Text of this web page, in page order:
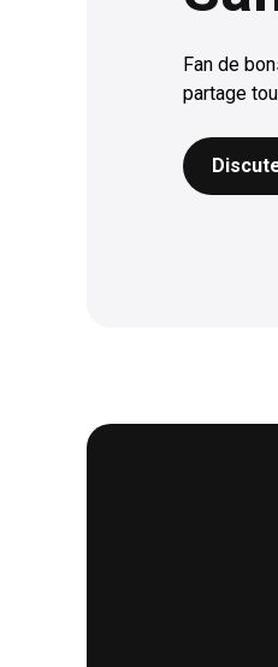
Fan de
partage